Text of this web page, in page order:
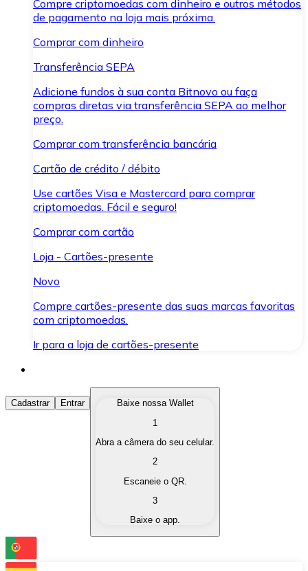
Compre criptomoedas com dinheiro e outros métodos
de pagamento na loja mais próxima.
Comprar com dinheiro
Transferência SEPA
Adicione fundos à sua conta Bitnovo ou faça
compras diretas via transferência SEPA ao melhor
preço.
Comprar com transferência bancária
Cartão de crédito / débito
Use cartões Visa e Mastercard para comprar
criptomoedas. Fácil e seguro!
Comprar com cartão
Loja - Cartões-presente
Novo
Compre cartões-presente das suas marcas favoritas
com criptomoedas.
Ir para a loja de cartões-presente
Comprar Criptomoedas
Compre as criptomoedas de seu interesse de forma
Converta suas criptomoedas em moeda fiduciária
Troque uma criptomoeda por outra
Cadastrar Entrar
Baixe nossa Wallet
1
Abra a câmera do seu celular.
2
Escaneie o QR.
3
Baixe o app.